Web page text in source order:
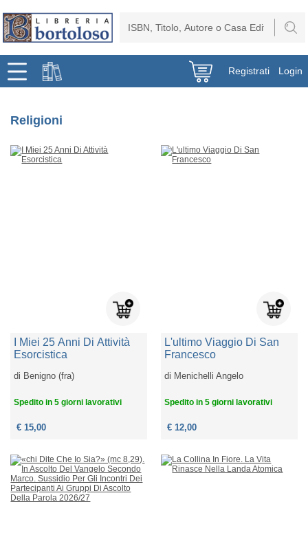
Registrati Login
Religioni
I Miei 25 Anni Di Attività
Esorcistica
di Benigno (fra)
Spedito in 5 giorni lavorativi
€ 15,00
L'ultimo Viaggio Di San
Francesco
di Menichelli Angelo
Spedito in 5 giorni lavorativi
€ 12,00